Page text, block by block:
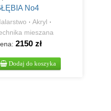
No4
·Akryl ·
mieszana
2150 zł
Dodaj do koszyka